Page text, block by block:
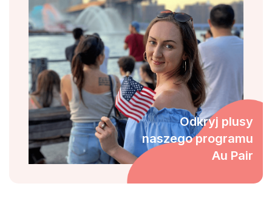
Odkryj plusy
naszego programu
Au Pair